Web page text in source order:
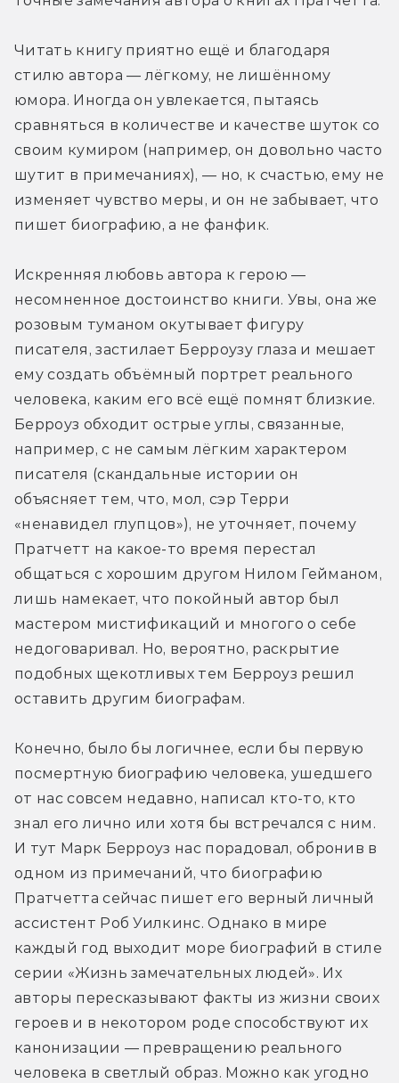
Читать книгу приятно ещё и благодаря
стилю автора — лёгкому, не лишённому
юмора. Иногда он увлекается, пытаясь
сравняться в количестве и качестве шуток со
своим кумиром (например, он довольно часто
шутит в примечаниях), — но, к счастью, ему не
изменяет чувство меры, и он не забывает, что
пишет биографию, а не фанфик.
Искренняя любовь автора к герою —
несомненное достоинство книги. Увы, она же
розовым туманом окутывает фигуру
писателя, застилает Берроузу глаза и мешает
ему создать объёмный портрет реального
человека, каким его всё ещё помнят близкие.
Берроуз обходит острые углы, связанные,
например, с не самым лёгким характером
писателя (скандальные истории он
объясняет тем, что, мол, сэр Терри
«ненавидел глупцов»), не уточняет, почему
Пратчетт на какое-то время перестал
общаться с хорошим другом Нилом Гейманом,
лишь намекает, что покойный автор был
мастером мистификаций и многого о себе
недоговаривал. Но, вероятно, раскрытие
подобных щекотливых тем Берроуз решил
оставить другим биографам.
Конечно, было бы логичнее, если бы первую
посмертную биографию человека, ушедшего
от нас совсем недавно, написал кто-то, кто
знал его лично или хотя бы встречался с ним.
И тут Марк Берроуз нас порадовал, обронив в
одном из примечаний, что биографию
Пратчетта сейчас пишет его верный личный
ассистент Роб Уилкинс. Однако в мире
каждый год выходит море биографий в стиле
серии «Жизнь замечательных людей». Их
авторы пересказывают факты из жизни своих
героев и в некотором роде способствуют их
канонизации — превращению реального
человека в светлый образ. Можно как угодно